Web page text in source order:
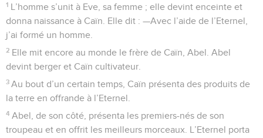
1 L’homme s’unit à Eve, sa femme ; elle devint enceinte et
donna naissance à Caïn. Elle dit : —Avec l’aide de l’Eternel,
j’ai formé un homme.
2 Elle mit encore au monde le frère de Caïn, Abel. Abel
devint berger et Caïn cultivateur.
3 Au bout d’un certain temps, Caïn présenta des produits de
la terre en offrande à l’Eternel.
4 Abel, de son côté, présenta les premiers-nés de son
troupeau et en offrit les meilleurs morceaux. L’Eternel porta